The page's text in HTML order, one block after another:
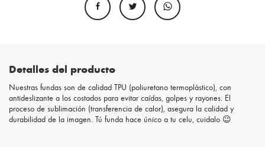
Detalles del producto
Nuestras fundas son de calidad TPU (poliuretano termoplástico), con
antideslizante a los costados para evitar caídas, golpes y rayones. El
proceso de sublimación (transferencia de calor), asegura la calidad y
durabilidad de la imagen. Tú funda hace único a tu celu, cuidalo 😉